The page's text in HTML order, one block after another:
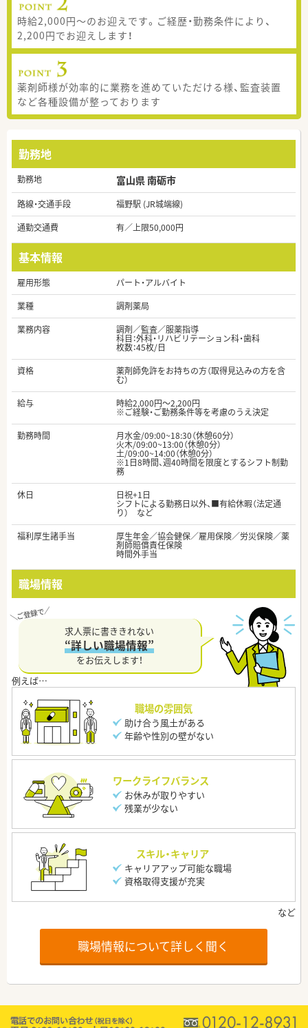
時給2,000円～のお迎えです。ご経歴・勤務条件により、
2,200円でお迎えします！
薬剤師様が効率的に業務を進めていただける様、監査装置
など各種設備が整っております
勤務地
勤務地 富山県 南砺市
路線・交通手段
福野駅 (JR城端線)
通勤交通費
有／上限50,000円
基本情報
雇用形態
パート・アルバイト
業種
調剤薬局
業務内容
調剤／監査／服薬指導
科目：外科・リハビリテーション科・歯科
枚数：45枚/日
資格
薬剤師免許をお持ちの方（取得見込みの方を含
む）
給与
時給2,000円～2,200円
※ご経験・ご勤務条件等を考慮のうえ決定
勤務時間
月水金/09:00~18:30（休憩60分）
火木/09:00~13:00（休憩0分）
土/09:00~14:00（休憩0分）
※1日8時間、週40時間を限度とするシフト制勤
務
休日
日祝+1日
シフトによる勤務日以外、■有給休暇（法定通
り） など
福利厚生諸手当
厚生年金／協会健保／雇用保険／労災保険／薬
剤師賠償責任保険
時間外手当
職場情報
求人票に書ききれない
“詳しい職場情報”
をお伝えします！
職場の雰囲気
助け合う風土がある
年齢や性別の壁がない
ワークライフバランス
お休みが取りやすい
残業が少ない
スキル・キャリア
キャリアアップ可能な職場
資格取得支援が充実
職場情報について詳しく聞く